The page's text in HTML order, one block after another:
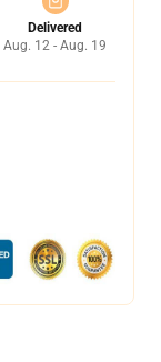
Delivered
Aug. 12 - Aug. 19